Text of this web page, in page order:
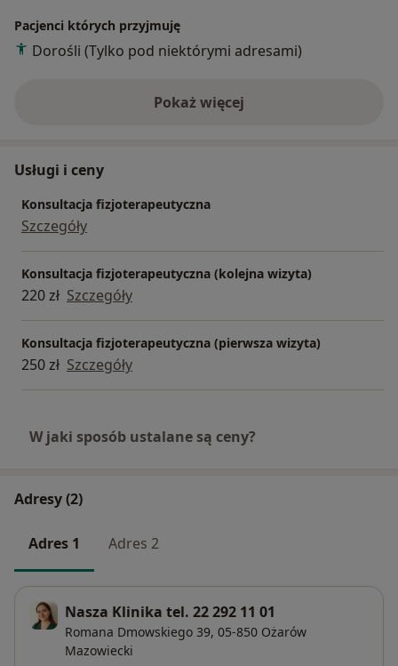
Pacjenci których przyjmuję
Dorośli (Tylko pod niektórymi adresami)
Pokaż więcejo doświadczeniu
Usługi i ceny
Konsultacja fizjoterapeutyczna
Szczegóły
Konsultacja fizjoterapeutyczna (kolejna wizyta)
220 zł Szczegóły
Konsultacja fizjoterapeutyczna (pierwsza wizyta)
250 zł Szczegóły
W jaki sposób ustalane są ceny?
Adresy (2)
Adres 1 Adres 2
Nasza Klinika tel. 22 292 11 01
Romana Dmowskiego 39, 05-850 Ożarów
Mazowiecki